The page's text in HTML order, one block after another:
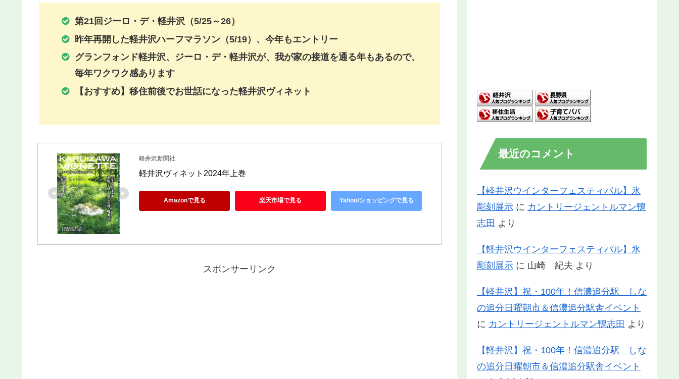
第21回ジーロ・デ・軽井沢（5/25～26）
昨年再開した軽井沢ハーフマラソン（5/19）、今年もエントリー
グランフォンド軽井沢、ジーロ・デ・軽井沢が、我が家の接道を通る年もあるので、
毎年ワクワク感あります
【おすすめ】移住前後でお世話になった軽井沢ヴィネット
軽井沢新聞社
軽井沢ヴィネット2024年上巻
Amazonで見る 楽天市場で見る Yahoo!ショッピングで見る
スポンサーリンク
最近のコメント
【軽井沢ウインターフェスティバル】氷
彫刻展示 に カントリージェントルマン鴨
志田 より
【軽井沢ウインターフェスティバル】氷
彫刻展示 に 山崎 紀夫 より
【軽井沢】祝・100年！信濃追分駅 しな
の追分日曜朝市＆信濃追分駅舎イベント
に カントリージェントルマン鴨志田 より
【軽井沢】祝・100年！信濃追分駅 しな
の追分日曜朝市＆信濃追分駅舎イベント